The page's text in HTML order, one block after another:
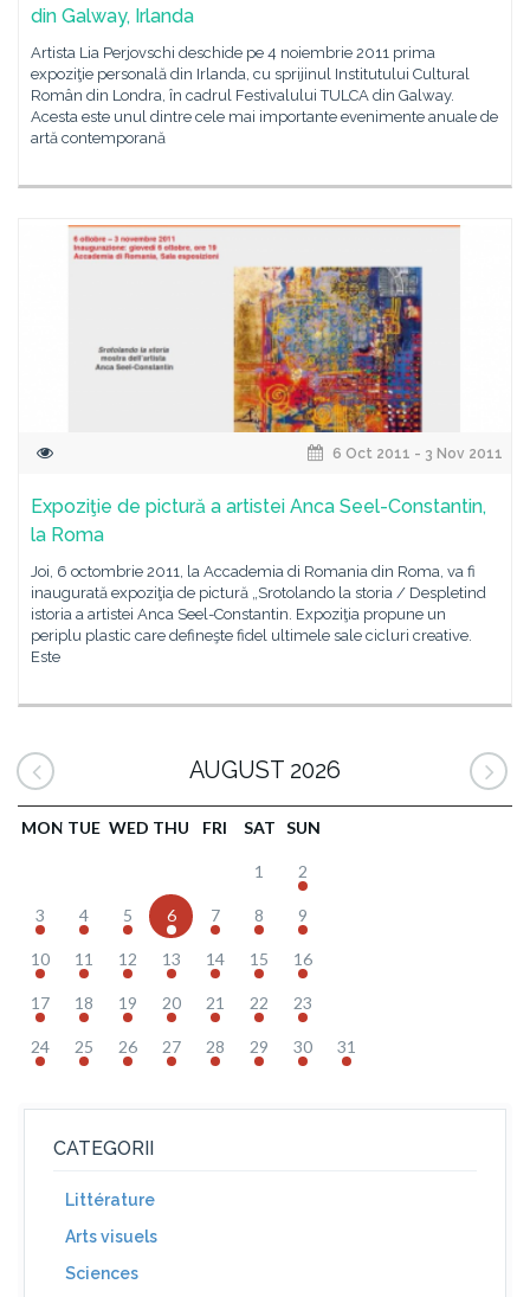
din Galway, Irlanda
Artista Lia Perjovschi deschide pe 4 noiembrie 2011 prima
expoziţie personală din Irlanda, cu sprijinul Institutului Cultural
Român din Londra, în cadrul Festivalului TULCA din Galway.
Acesta este unul dintre cele mai importante evenimente anuale de
artă contemporană
6 Oct 2011 - 3 Nov 2011
Expoziţie de pictură a artistei Anca Seel-Constantin,
la Roma
Joi, 6 octombrie 2011, la Accademia di Romania din Roma, va fi
inaugurată expoziţia de pictură „Srotolando la storia / Despletind
istoria a artistei Anca Seel-Constantin. Expoziţia propune un
periplu plastic care defineşte fidel ultimele sale cicluri creative.
Este
AUGUST 2026
MON TUE WED THU FRI SAT SUN
1 2
3 4 5 6 7 8 9
10 11 12 13 14 15 16
17 18 19 20 21 22 23
24 25 26 27 28 29 30 31
CATEGORII
Littérature
Arts visuels
Sciences